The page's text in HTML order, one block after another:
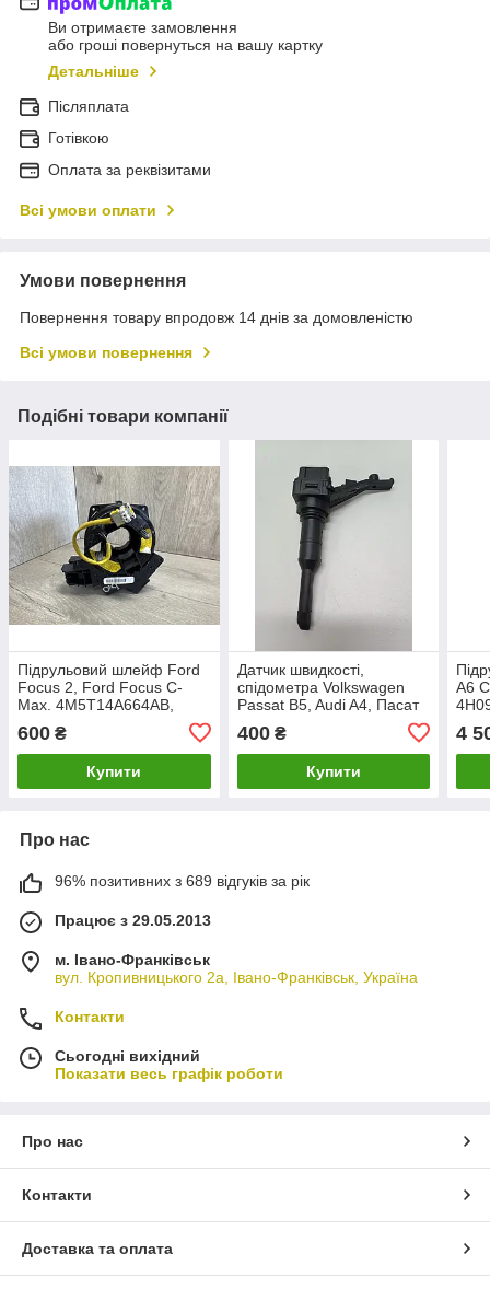
Ви отримаєте замовлення
або гроші повернуться на вашу картку
Детальніше
Післяплата
Готівкою
Оплата за реквізитами
Всі умови оплати
Умови повернення
Повернення товару впродовж 14 днів за домовленістю
Всі умови повернення
Подібні товари компанії
Підрульовий шлейф Ford
Focus 2, Ford Focus C-
Max. 4M5T14A664AB,
600 ₴
Купити
Датчик швидкості,
спідометра Volkswagen
Passat B5, Audi A4, Пасат
400₴
Купити
A6
4
Про нас
96% позитивних з 689 відгуків за рік
Працює з 29.05.2013
м. Івано-Франківськ
вул. Кропивницького 2а, Івано-Франківськ, Україна
Контакти
Сьогодні вихідний
Показати весь графік роботи
Про нас
Контакти
Доставка та оплата